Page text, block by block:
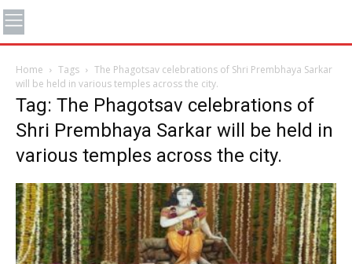
Home Tags
The Phagotsav celebrations of Shri Prembhaya Sarkar
will be held in various temples across the city.
Tag: The Phagotsav celebrations of
Shri Prembhaya Sarkar will be held in
various temples across the city.